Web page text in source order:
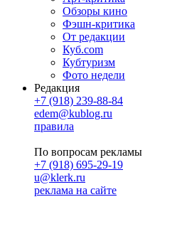
Обзоры кино
Фэшн-критика
От редакции
Куб.com
Кубтуризм
Фото недели
Редакция
+7 (918) 239-88-84
edem@kublog.ru
правила
По вопросам рекламы
+7 (918) 695-29-19
u@klerk.ru
реклама на сайте